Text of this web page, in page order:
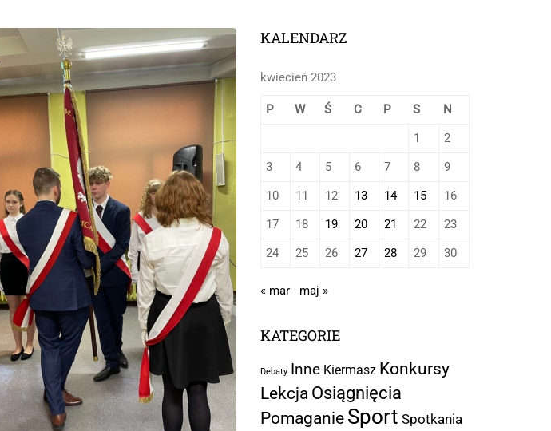
KALENDARZ
kwiecień 2023
P W Ś C P S
N
1
2
3
4 5 6 7 8
9
10
11 12 13 14 15
16
17
18 19 20 21 22
23
24
25 26 27 28 29 30
« mar maj »
KATEGORIE
Debaty Inne Kiermasz Konkursy
Lekcja Osiągnięcia
Pomaganie Sport Spotkania